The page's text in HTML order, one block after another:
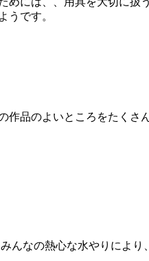
うです。
品のよいところをたくさ
なの熱心な水やりにより